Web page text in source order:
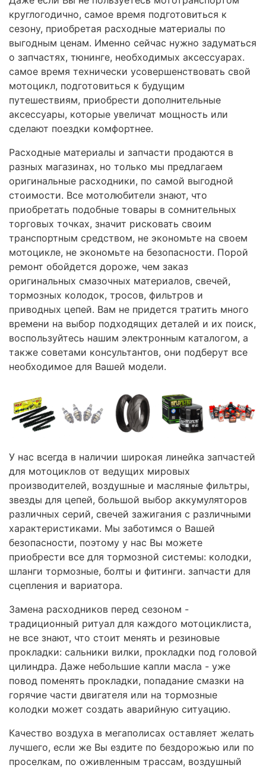
круглогодично, самое время подготовиться к
сезону, приобретая расходные материалы по
выгодным ценам. Именно сейчас нужно задуматься
о запчастях, тюнинге, необходимых аксессуарах.
самое время технически усовершенствовать свой
мотоцикл, подготовиться к будущим
путешествиям, приобрести дополнительные
аксессуары, которые увеличат мощность или
сделают поездки комфортнее.
Расходные материалы и запчасти продаются в
разных магазинах, но только мы предлагаем
оригинальные расходники, по самой выгодной
стоимости. Все мотолюбители знают, что
приобретать подобные товары в сомнительных
торговых точках, значит рисковать своим
транспортным средством, не экономьте на своем
мотоцикле, не экономьте на безопасности. Порой
ремонт обойдется дороже, чем заказ
оригинальных смазочных материалов, свечей,
тормозных колодок, тросов, фильтров и
приводных цепей. Вам не придется тратить много
времени на выбор подходящих деталей и их поиск,
воспользуйтесь нашим электронным каталогом, а
также советами консультантов, они подберут все
необходимое для Вашей модели.
У нас всегда в наличии широкая линейка запчастей
для мотоциклов от ведущих мировых
производителей, воздушные и масляные фильтры,
звезды для цепей, большой выбор аккумуляторов
различных серий, свечей зажигания с различными
характеристиками. Мы заботимся о Вашей
безопасности, поэтому у нас Вы можете
приобрести все для тормозной системы: колодки,
шланги тормозные, болты и фитинги. запчасти для
сцепления и вариатора.
Замена расходников перед сезоном -
традиционный ритуал для каждого мотоциклиста,
не все знают, что стоит менять и резиновые
прокладки: сальники вилки, прокладки под головой
цилиндра. Даже небольшие капли масла - уже
повод поменять прокладки, попадание смазки на
горячие части двигателя или на тормозные
колодки может создать аварийную ситуацию.
Качество воздуха в мегаполисах оставляет желать
лучшего, если же Вы ездите по бездорожью или по
проселкам, по оживленным трассам, воздушный